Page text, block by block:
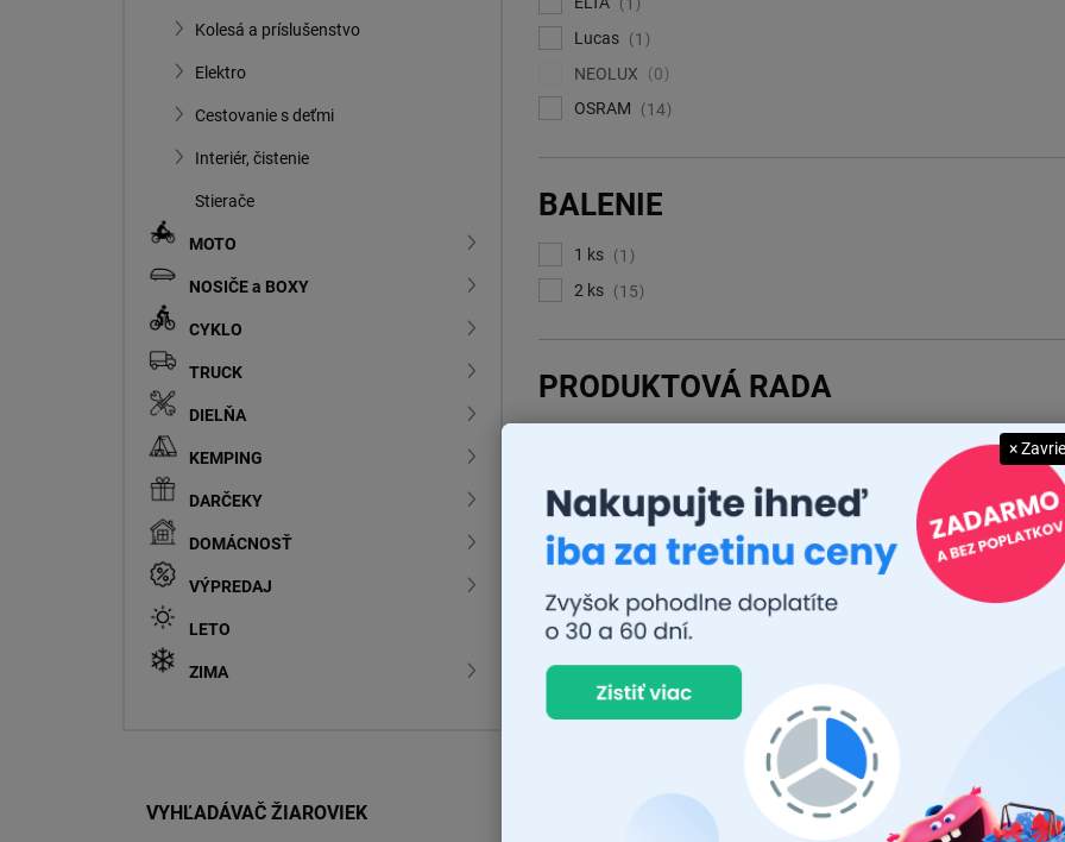
Kolesá a príslušenstvo
Elektro
Cestovanie s deťmi
Interiér, čistenie
Stierače
MOTO
NOSIČE a BOXY
CYKLO
TRUCK
DIELŇA
KEMPING
DARČEKY
DOMÁCNOSŤ
VÝPREDAJ
LETO
ZIMA
VYHĽADÁVAČ ŽIAROVIEK
Lucas
1
NEOLUX
0
OSRAM
14
BALENIE
1 ks
1
2 ks
15
PRODUKTOVÁ RADA
ULTRA LIFE
0
LEDBOOSTER
1
LIGHT BOOSTER
0
COOL BLUE
0
×